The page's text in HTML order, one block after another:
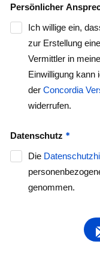
Persönlicher
Ich willige ein,
zur Erstellung
Vermittler in
Einwilligung kann
der Concordia
widerrufen.
Datenschutz *
Die
genommen.